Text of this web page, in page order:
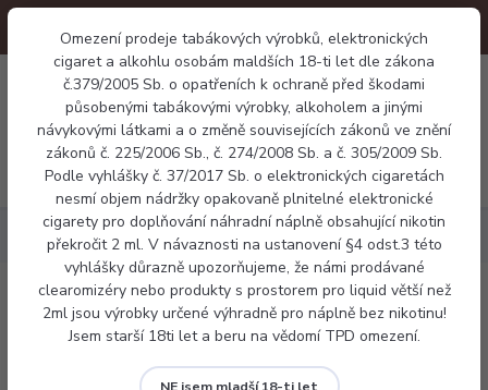
Omezení prodeje tabákových výrobků, elektronických
cigaret a alkohlu osobám maldších 18-ti let dle zákona
č.379/2005 Sb. o opatřeních k ochraně před škodami
působenými tabákovými výrobky, alkoholem a jinými
návykovými látkami a o změně souvisejících zákonů ve znění
zákonů č. 225/2006 Sb., č. 274/2008 Sb. a č. 305/2009 Sb.
Podle vyhlášky č. 37/2017 Sb. o elektronických cigaretách
nesmí objem nádržky opakovaně plnitelné elektronické
cigarety pro doplňování náhradní náplně obsahující nikotin
překročit 2 ml. V návaznosti na ustanovení §4 odst.3 této
vyhlášky důrazně upozorňujeme, že námi prodávané
clearomizéry nebo produkty s prostorem pro liquid větší než
2ml jsou výrobky určené výhradně pro náplně bez nikotinu!
Jsem starší 18ti let a beru na vědomí TPD omezení.
NE jsem mladší 18-ti let
Menu
0 Kč
Elektronické cigarety VooPoo VMATE Pro
VooPoo VMATE Pro